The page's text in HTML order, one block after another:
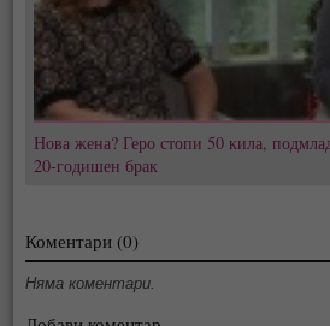
Нова жена? Геро стопи 50 кила,
20-годишен брак
Коментари (0)
Няма коментари.